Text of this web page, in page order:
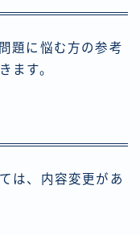
題に悩む方の参考
ます。
は、内容変更があ